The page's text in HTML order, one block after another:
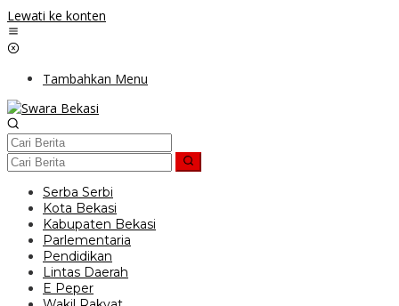
Lewati ke konten
Tambahkan Menu
Serba Serbi
Kota Bekasi
Kabupaten Bekasi
Parlementaria
Pendidikan
Lintas Daerah
E Peper